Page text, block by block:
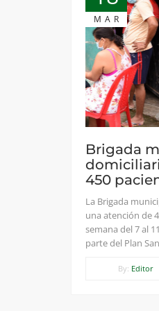
MAR
Brigada
450
La Brigada
una atención de
semana del 7 al
parte del Plan
By: Editor